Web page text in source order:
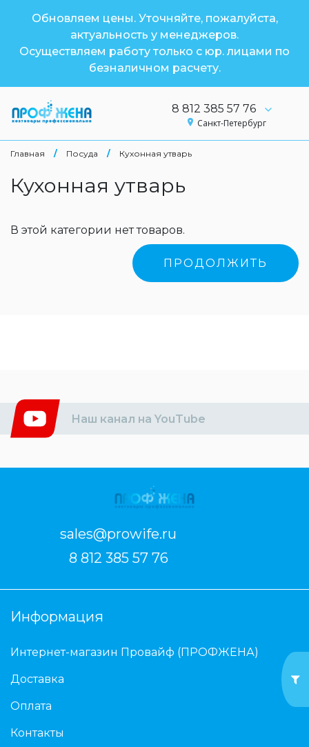
Обновляем цены. Уточняйте, пожалуйста,
актуальность у менеджеров.
Осуществляем работу только с юр. лицами по
безналичном расчету.
8 812 385 57 76
Санкт-Петербург
Главная / Посуда / Кухонная утварь
Кухонная утварь
В этой категории нет товаров.
ПРОДОЛЖИТЬ
Наш канал на YouTube
sales@prowife.ru
8 812 385 57 76
Информация
Интернет-магазин Провайф (ПРОФЖЕНА)
Доставка
Оплата
Контакты